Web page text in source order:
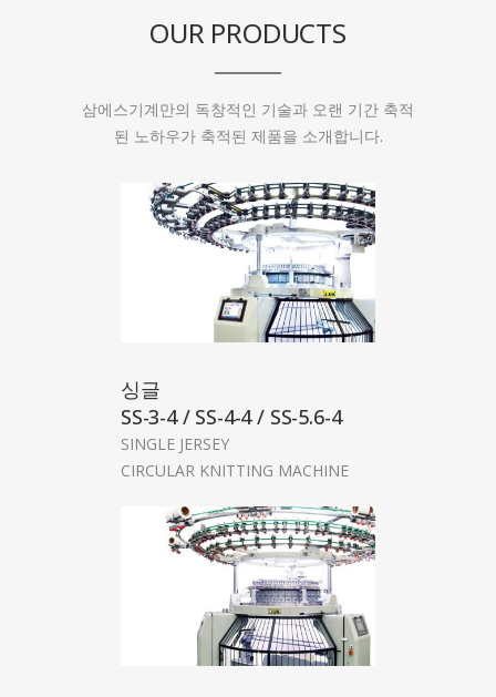
OUR PRODUCTS
삼에스기계만의 독창적인 기술과 오랜 기간 축적
된 노하우가 축적된 제품을 소개합니다.
싱글
SS-3-4 / SS-4-4 / SS-5.6-4
SINGLE JERSEY
CIRCULAR KNITTING MACHINE